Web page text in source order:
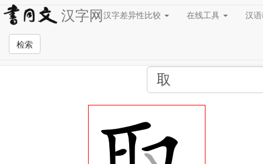
汉字网汉字差异性比较 在线工具 汉
检索
全站检索页面